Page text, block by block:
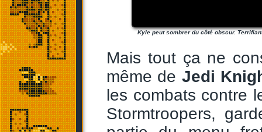
Kyle peut sombrer du côté obscur.
Mais tout ça ne
même de Jedi
les combats contre
Stormtroopers,